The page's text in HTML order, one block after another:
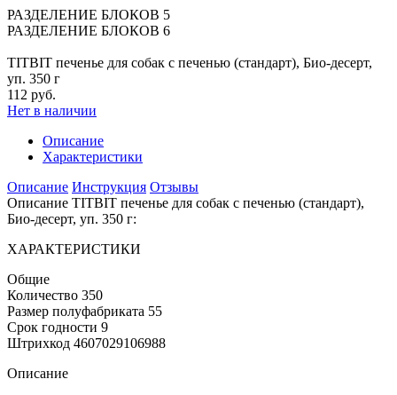
РАЗДЕЛЕНИЕ БЛОКОВ 5
РАЗДЕЛЕНИЕ БЛОКОВ 6
TITBIT печенье для собак с печенью (стандарт), Био-десерт,
уп. 350 г
112 руб.
Нет в наличии
Описание
Характеристики
Описание Инструкция Отзывы
Описание TITBIT печенье для собак с печенью (стандарт),
Био-десерт, уп. 350 г:
ХАРАКТЕРИСТИКИ
Общие
Количество 350
Размер полуфабриката 55
Срок годности 9
Штрихкод 4607029106988
Описание